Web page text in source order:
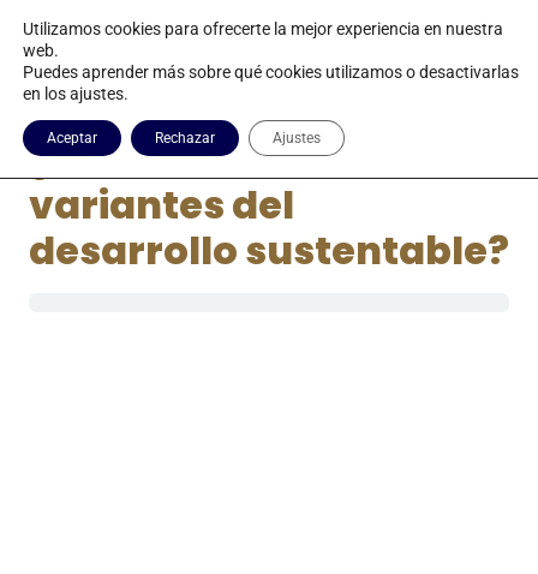
¿Cuales son las
variantes del
desarrollo sustentable?
Utilizamos cookies para ofrecerte la mejor experiencia en nuestra
web.
Puedes aprender más sobre qué cookies utilizamos o desactivarlas
en los ajustes.
Aceptar Rechazar Ajustes